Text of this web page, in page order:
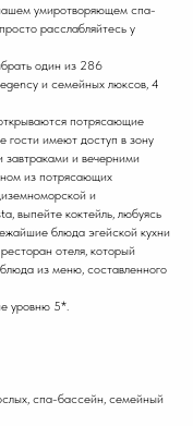
умиротворяющем спа-
расслабляйтесь у
один из 286
и семейных люксов, 4
потрясающие
гости имеют доступ в зону
и вечерними
из потрясающих
и
выпейте коктейль, любуясь
блюда эгейской кухни
отеля, который
из меню, составленного
уровню 5*.
спа-бассейн, семейный